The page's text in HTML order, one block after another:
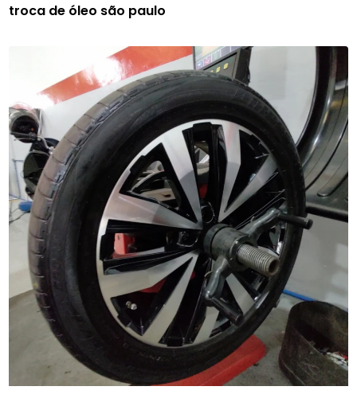
troca de óleo são paulo